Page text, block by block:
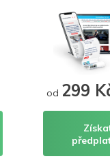
od 299